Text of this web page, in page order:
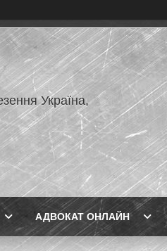
Україна,
АДВОКАТ ОНЛАЙН